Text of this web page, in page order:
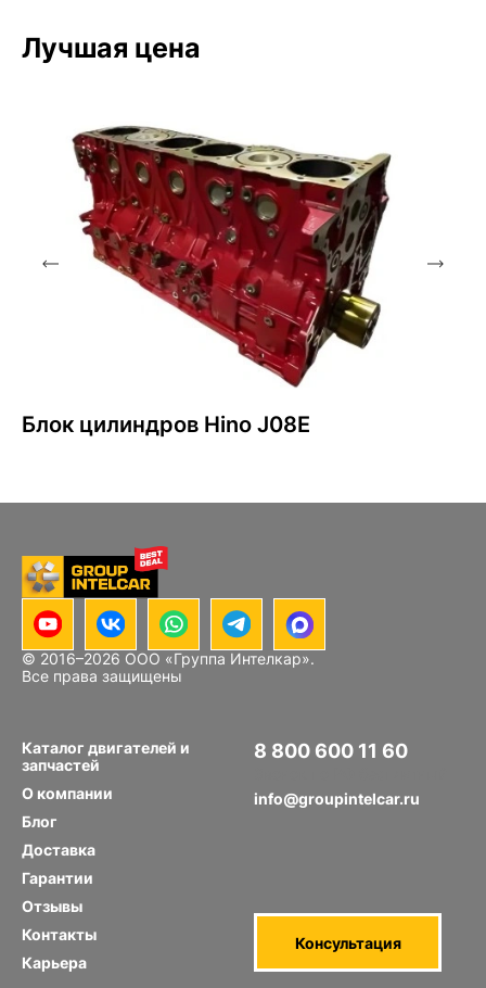
Лучшая цена
Блок цилиндров Hino J08E
© 2016–2026 ООО «Группа Интелкар».
Все права защищены
Каталог двигателей и
запчастей
О компании
Блог
Доставка
Гарантии
Отзывы
Контакты
Карьера
8 800 600 11 60
info@groupintelcar.ru
Консультация